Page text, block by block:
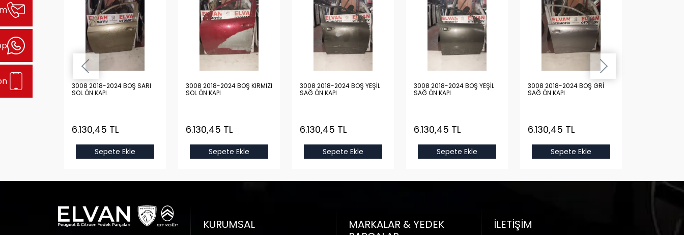
BOŞ GRİ
3008 2018-2024 BOŞ SARI
SOL ÖN KAPI
6.130,45 TL
Sepete Ekle
3008 2018-2024 BOŞ KIRMIZI
SOL ÖN KAPI
6.130,45 TL
Sepete Ekle
3008 2018-2024 BOŞ YEŞİL
SAĞ ÖN KAPI
6.130,45 TL
Sepete Ekle
3008 2018-2024 BOŞ YEŞİL
SAĞ ÖN KAPI
6.130,45 TL
Sepete Ekle
3008 2018-2024 BOŞ GRİ
SAĞ ÖN KAPI
6.130,45 TL
Sepete Ekle
KURUMSAL
MARKALAR & YEDEK
İLETIŞIM